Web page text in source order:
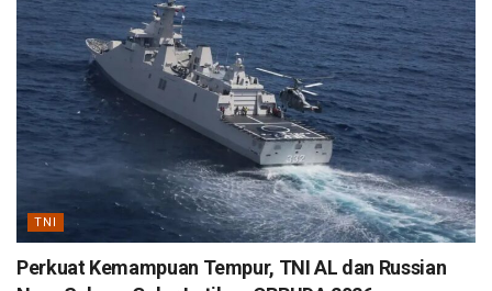
TNI
Perkuat Kemampuan Tempur, TNI AL dan Russian